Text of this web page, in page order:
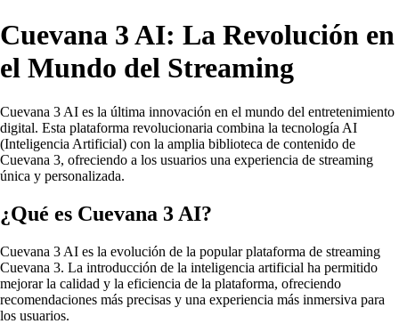
Cuevana 3 AI: La Revolución en
el Mundo del Streaming
Cuevana 3 AI es la última innovación en el mundo del entretenimiento
digital. Esta plataforma revolucionaria combina la tecnología AI
(Inteligencia Artificial) con la amplia biblioteca de contenido de
Cuevana 3, ofreciendo a los usuarios una experiencia de streaming
única y personalizada.
¿Qué es Cuevana 3 AI?
Cuevana 3 AI es la evolución de la popular plataforma de streaming
Cuevana 3. La introducción de la inteligencia artificial ha permitido
mejorar la calidad y la eficiencia de la plataforma, ofreciendo
recomendaciones más precisas y una experiencia más inmersiva para
los usuarios.